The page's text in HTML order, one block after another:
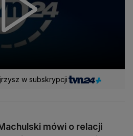
w subskrypcji
mówi o relacji